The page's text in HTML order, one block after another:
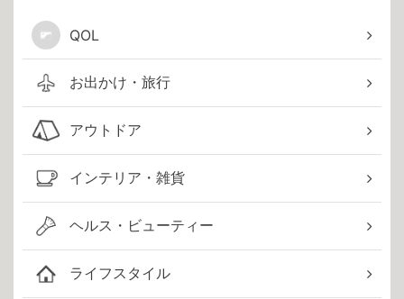
QOL
お出かけ・旅行
アウトドア
インテリア・雑貨
ヘルス・ビューティー
ライフスタイル